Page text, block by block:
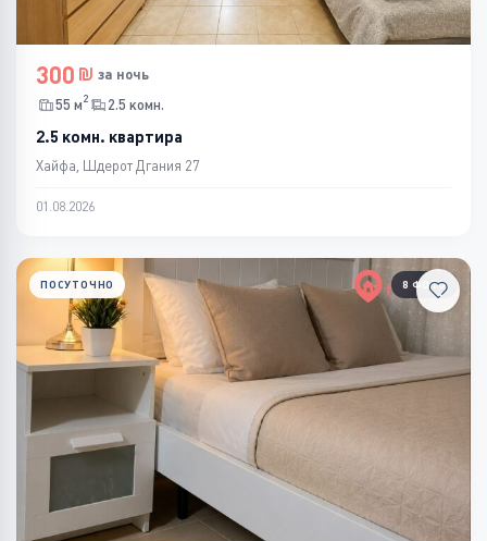
300
за ночь
55 м2 2.5 комн.
2.5 комн. квартира
Хайфа, Шдерот Дгания 27
01.08.2026
8 ФОТО
ПОСУТОЧНО